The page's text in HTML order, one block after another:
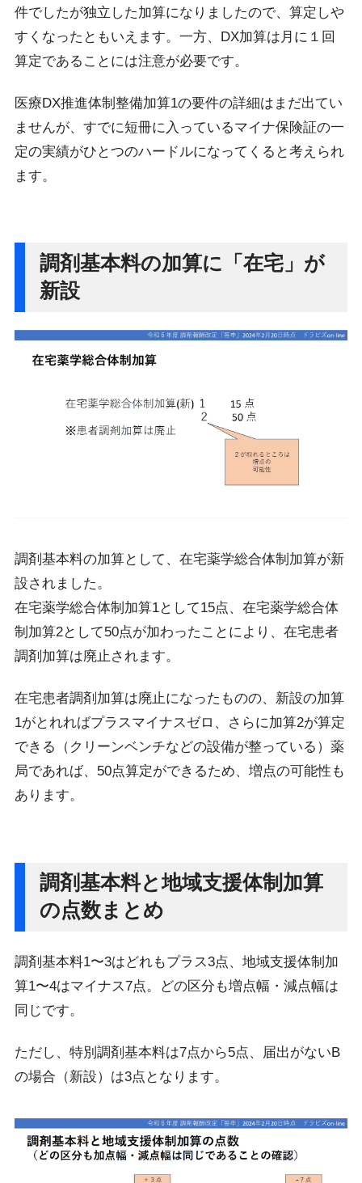
件でしたが独立した加算になりましたので、算定しや
すくなったともいえます。一方、DX加算は月に１回
算定であることには注意が必要です。
医療DX推進体制整備加算1の要件の詳細はまだ出てい
ませんが、すでに短冊に入っているマイナ保険証の一
定の実績がひとつのハードルになってくると考えられ
ます。
調剤基本料の加算に「在宅」が
新設
調剤基本料の加算として、在宅薬学総合体制加算が新
設されました。
在宅薬学総合体制加算1として15点、在宅薬学総合体
制加算2として50点が加わったことにより、在宅患者
調剤加算は廃止されます。
在宅患者調剤加算は廃止になったものの、新設の加算
1がとれればプラスマイナスゼロ、さらに加算2が算定
できる（クリーンベンチなどの設備が整っている）薬
局であれば、50点算定ができるため、増点の可能性も
あります。
調剤基本料と地域支援体制加算
の点数まとめ
調剤基本料1〜3はどれもプラス3点、地域支援体制加
算1〜4はマイナス7点。どの区分も増点幅・減点幅は
同じです。
ただし、特別調剤基本料は7点から5点、届出がないB
の場合（新設）は3点となります。